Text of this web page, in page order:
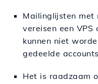
Mailinglijsten met
vereisen een
kunnen niet
gedeelde
Het is raadzaam